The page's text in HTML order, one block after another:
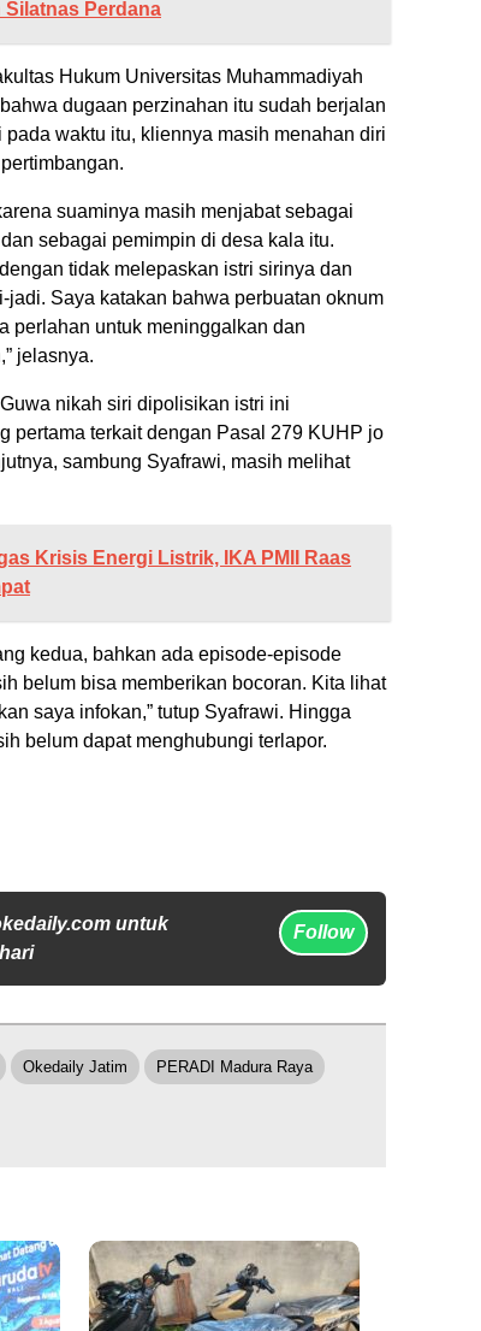
Silatnas Perdana
Hukum Universitas Muhammadiyah
dugaan perzinahan itu sudah berjalan
pada waktu itu, kliennya masih menahan diri
suaminya masih menjabat sebagai
sebagai pemimpin di desa kala itu.
tidak melepaskan istri sirinya dan
Saya katakan bahwa perbuatan oknum
perlahan untuk meninggalkan dan
jelasnya.
nikah siri dipolisikan istri ini
pertama terkait dengan Pasal 279 KUHP jo
sambung Syafrawi, masih melihat
Krisis Energi Listrik, IKA PMII Raas
kedua, bahkan ada episode-episode
belum bisa memberikan bocoran. Kita lihat
saya infokan,” tutup Syafrawi. Hingga
belum dapat menghubungi terlapor.
untuk
Follow
Okedaily Jatim PERADI Madura Raya